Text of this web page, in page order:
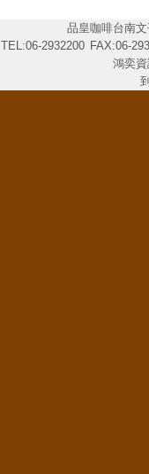
品皇咖啡台南
TEL:06-2932200 FAX:06-
鴻奕